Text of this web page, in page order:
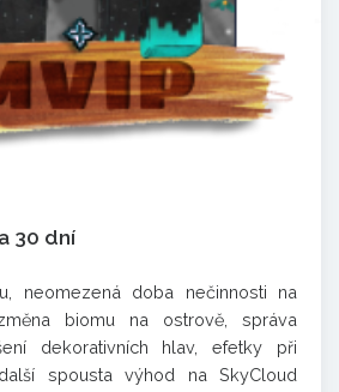
30 dní
neomezená doba nečinnosti na
biomu na ostrově, správa
dekorativních hlav, efetky při
spousta výhod na SkyCloud